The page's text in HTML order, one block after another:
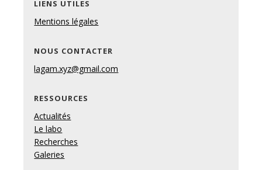
LIENS UTILES
Mentions légales
NOUS CONTACTER
lagam.xyz@gmail.com
RESSOURCES
Actualités
Le labo
Recherches
Galeries